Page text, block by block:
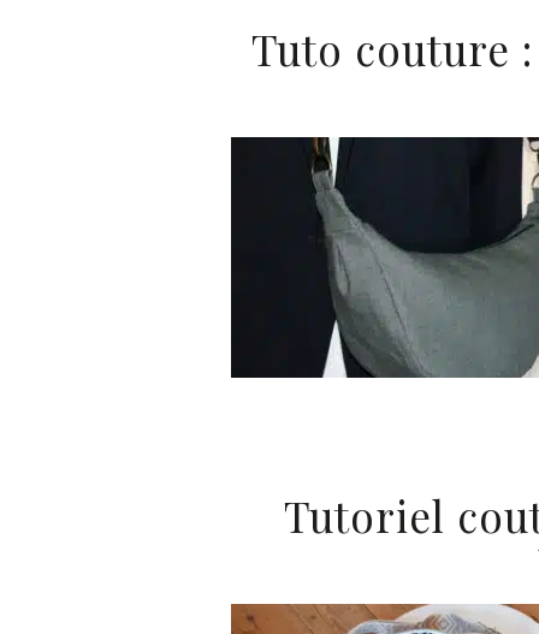
Tuto couture
Tutoriel